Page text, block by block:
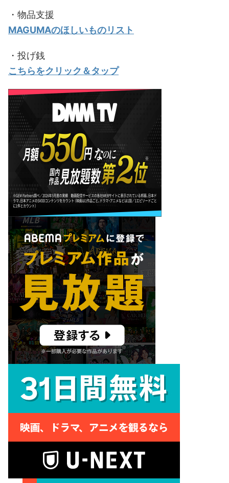
・物品支援
MAGUMAのほしいものリスト
・投げ銭
こちらをクリック＆タップ